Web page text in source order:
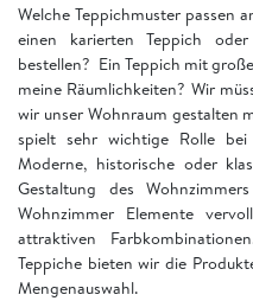
Welche Teppichmuster passen
einen karierten Teppich
bestellen? Ein Teppich mit
meine Räumlichkeiten? Wir
wir unser Wohnraum gestalten
spielt sehr wichtige Rolle bei
Moderne, historische oder
Gestaltung des
Wohnzimmer Elemente
attraktiven
Teppiche bieten wir die
Mengenauswahl.